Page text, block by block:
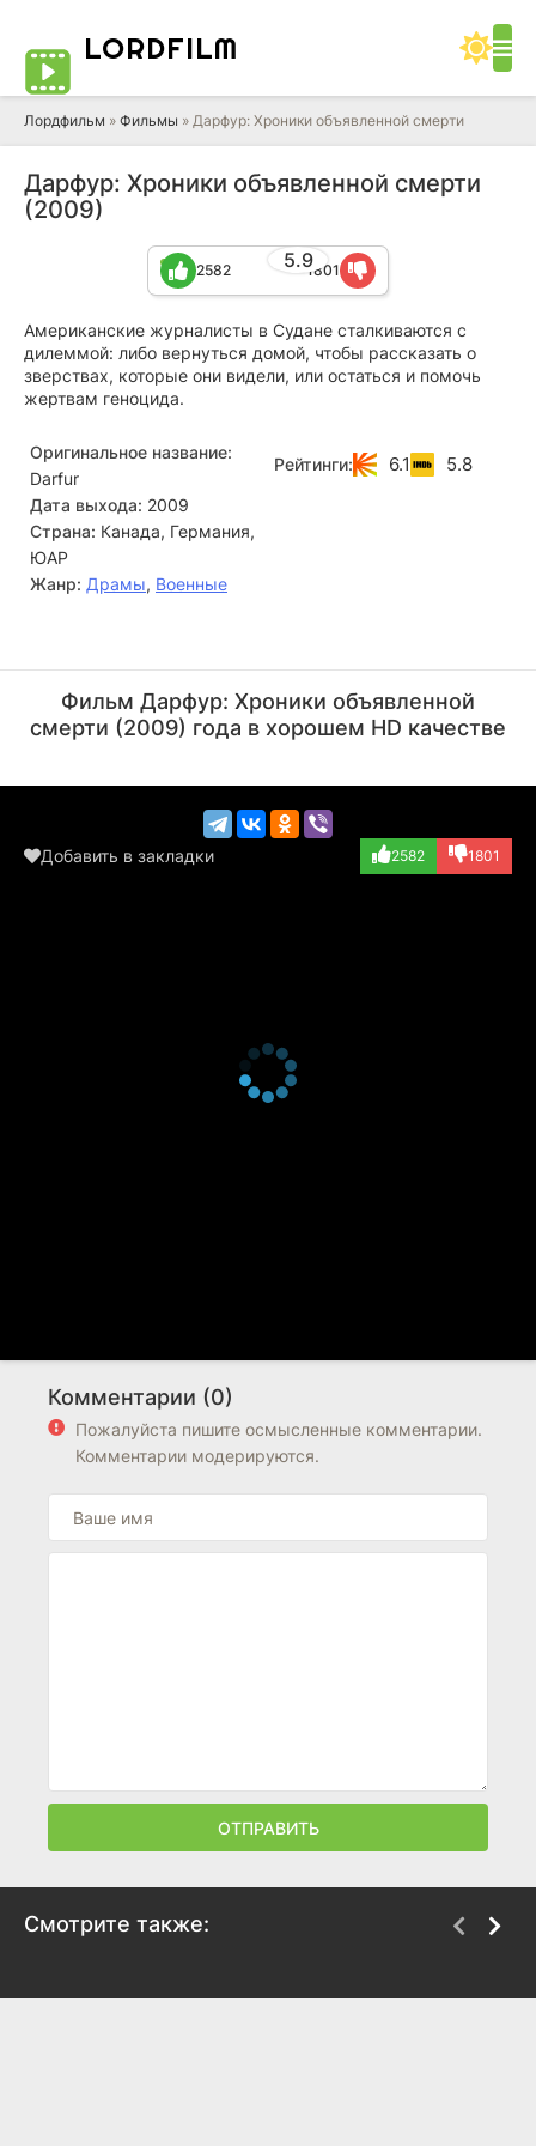
LORDFILM
Лордфильм » Фильмы » Дарфур: Хроники объявленной смерти
Дарфур: Хроники объявленной смерти
(2009)
5.9
2582 1801
Американские журналисты в Судане сталкиваются с
дилеммой: либо вернуться домой, чтобы рассказать о
зверствах, которые они видели, или остаться и помочь
жертвам геноцида.
Оригинальное название:
Darfur
Дата выхода: 2009
Страна: Канада, Германия,
ЮАР
Жанр: Драмы, Военные
Рейтинги: 6.1 5.8
(Bob Jones)
Фильм Дарфур: Хроники объявленной
смерти (2009) года в хорошем HD качестве
Добавить в закладки 2582 1801
Комментарии (0)
Пожалуйста пишите осмысленные комментарии.
Комментарии модерируются.
ОТПРАВИТЬ
Смотрите также: